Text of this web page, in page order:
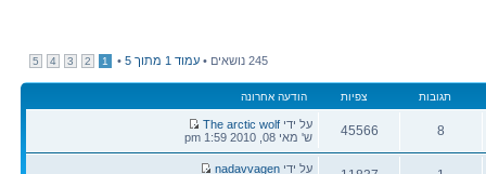
245 נושאים • עמוד 1 מתוך 5
•
1
2
3
4
5
תגובות צפיות הודעה אחרונה
8
תגובות
45566
צפיות
הודעה
אחרונה
על ידיThe arctic wolf
ש' מאי 08, 2010 1:59 pm
הודעה
על ידיnadavvagen